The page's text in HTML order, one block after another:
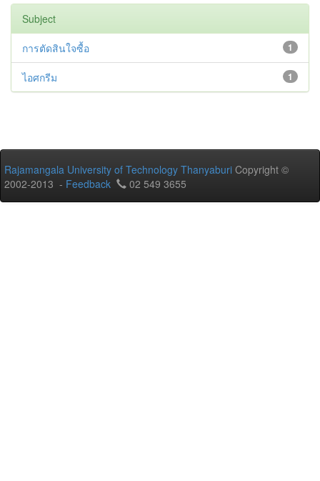
Subject
1
การตัดสินใจซื้อ
1
ไอศกรีม
Rajamangala University of Technology Thanyaburi Copyright ©
2002-2013 - Feedback 02 549 3655